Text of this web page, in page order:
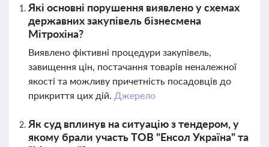
Які основні порушення виявлено у схемах
державних закупівель бізнесмена
Мітрохіна?
Виявлено фіктивні процедури закупівель,
завищення цін, постачання товарів неналежної
якості та можливу причетність посадовців до
прикриття цих дій. Джерело
Як суд вплинув на ситуацію з тендером, у
якому брали участь ТОВ "Енсол Україна" та